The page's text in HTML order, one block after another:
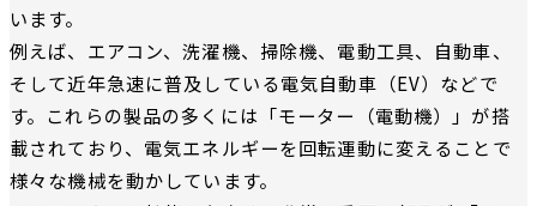
います。
例えば、エアコン、洗濯機、掃除機、電動工具、自動車、
そして近年急速に普及している電気自動車（EV）などで
す。これらの製品の多くには「モーター（電動機）」が搭
載されており、電気エネルギーを回転運動に変えることで
様々な機械を動かしています。